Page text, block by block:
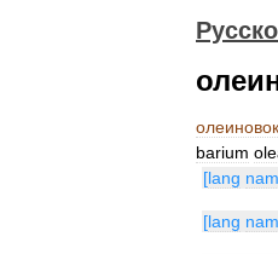
barium
[lang
[lang